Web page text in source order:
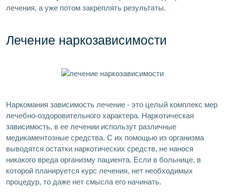
лечения, а уже потом закреплять результаты.
Лечение наркозависимости
Наркомания зависимость лечение - это целый комплекс мер
лечебно-оздоровительного характера. Наркотическая
зависимость, в ее лечении использут различные
медикаментозные средства. С их помощью из организма
выводятся остатки наркотических средств, не нанося
никакого вреда организму пациента. Если в больнице, в
которой планируется курс лечения, нет необходимых
процедур, то даже нет смысла его начинать.